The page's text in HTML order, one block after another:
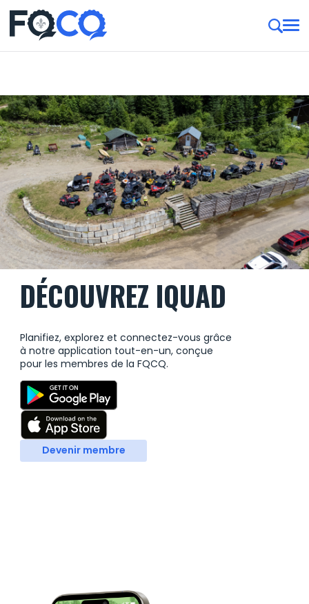
DÉCOUVREZ IQUAD
Planifiez, explorez et connectez-vous grâce
à notre application tout-en-un, conçue
pour les membres de la FQCQ.
Devenir membre